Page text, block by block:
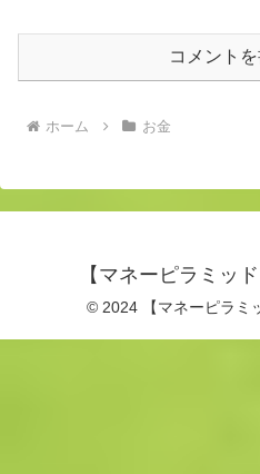
コメント
ホーム お金
【マネーピラミッ
© 2024 【マネーピラミ